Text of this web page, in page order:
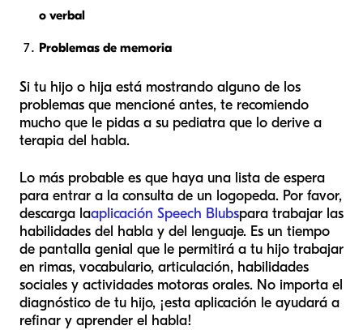
o verbal
Problemas de memoria
Si tu hijo o hija está mostrando alguno de los
problemas que mencioné antes, te recomiendo
mucho que le pidas a su pediatra que lo derive a
terapia del habla.
Lo más probable es que haya una lista de espera
para entrar a la consulta de un logopeda. Por favor,
descarga laaplicación Speech Blubspara trabajar las
habilidades del habla y del lenguaje. Es un tiempo
de pantalla genial que le permitirá a tu hijo trabajar
en rimas, vocabulario, articulación, habilidades
sociales y actividades motoras orales. No importa el
diagnóstico de tu hijo, ¡esta aplicación le ayudará a
refinar y aprender el habla!